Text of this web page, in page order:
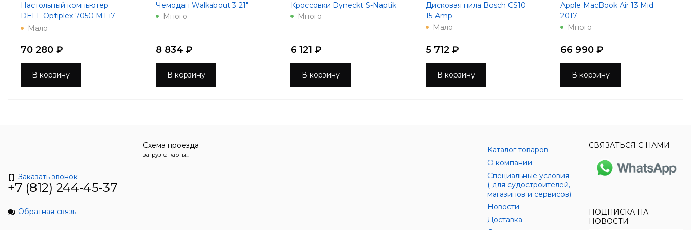
Настольный компьютер
DELL Optiplex 7050 MT i7-
7700 3.6GHz 8Gb 256Gb SSD
Win10Pro
Мало
70 280 ₽
В корзину
Чемодан Walkabout 3 21"
Много
8 834 ₽
В корзину
Кроссовки Dyneckt S-Naptik
Много
6 121 ₽
В корзину
Дисковая пила Bosch CS10
15-Amp
Мало
5 712 ₽
В корзину
Apple MacBook Air 13 Mid
2017
Много
66 990 ₽
В корзину
Заказать звонок
+7 (812) 244-45-37
Обратная связь
Схема проезда
загрузка карты...
Каталог товаров
О компании
Специальные условия
( для судостроителей,
магазинов и сервисов)
Новости
Доставка
СВЯЗАТЬСЯ С НАМИ
ПОДПИСКА НА
НОВОСТИ